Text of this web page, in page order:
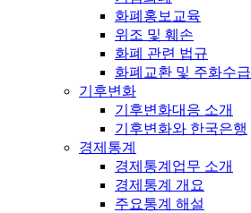
화폐홍보교육
위조 및 훼손
화폐 관련 법규
화폐교환 및 주화수급
기후변화
기후변화대응 소개
기후변화와 한국은행
경제통계
경제통계업무 소개
경제통계 개요
주요통계 해설